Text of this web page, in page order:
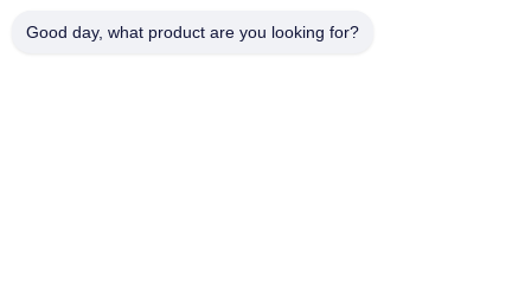
Good day, what product are you looking for?